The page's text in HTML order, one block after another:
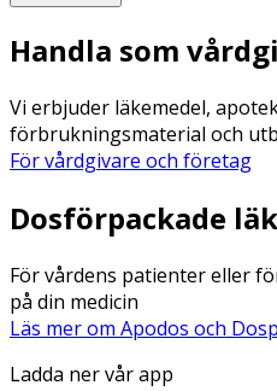
Handla som
Vi erbjuder läkemedel,
förbrukningsmaterial och
För vårdgivare och företag
Dosförpackade
För vårdens patienter eller
på din medicin
Läs mer om Apodos och
Ladda ner vår app